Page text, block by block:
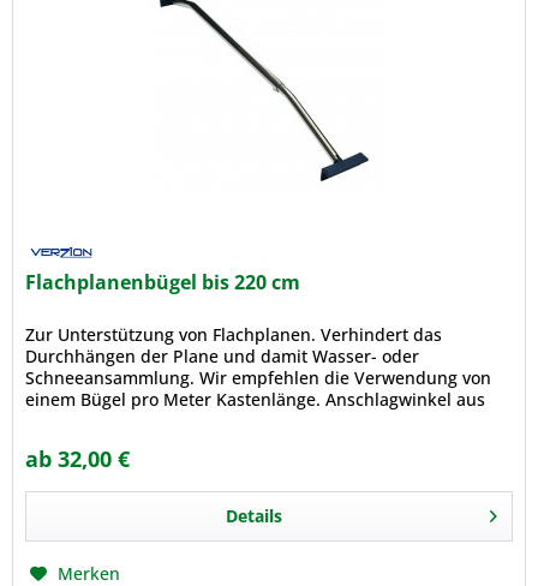
Flachplanenbügel bis 220 cm
Zur Unterstützung von Flachplanen. Verhindert das
Durchhängen der Plane und damit Wasser- oder
Schneeansammlung. Wir empfehlen die Verwendung von
einem Bügel pro Meter Kastenlänge. Anschlagwinkel aus
ab 32,00 €
Details
Merken